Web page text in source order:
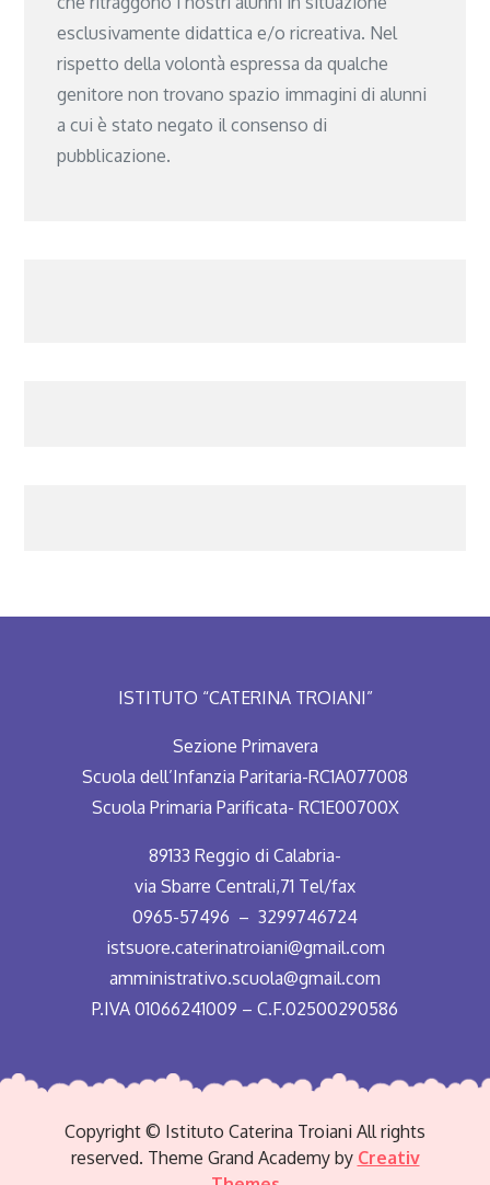
esclusivamente didattica e/o ricreativa. Nel
rispetto della volontà espressa da qualche
genitore non trovano spazio immagini di alunni
a cui è stato negato il consenso di
pubblicazione.
ISTITUTO “CATERINA TROIANI”
Sezione Primavera
Scuola dell’Infanzia Paritaria-RC1A077008
Scuola Primaria Parificata- RC1E00700X
89133 Reggio di Calabria-
via Sbarre Centrali,71 Tel/fax
0965-57496 – 3299746724
istsuore.caterinatroiani@gmail.com
amministrativo.scuola@gmail.com
P.IVA 01066241009 – C.F.02500290586
Copyright © Istituto Caterina Troiani All rights
reserved. Theme Grand Academy by Creativ